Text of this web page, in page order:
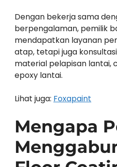
Dengan bekerja sama
berpengalaman, pemilik
mendapatkan layanan
atap, tetapi juga
material pelapisan lantai,
epoxy lantai.
Lihat juga: Foxapaint
Mengapa